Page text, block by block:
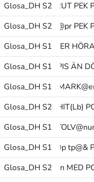
Glosa_DH S2FÖRUT PEK
Glosa_DH S2
PERSREF1@pr PEK
Glosa_DH S1
GLOSA:(EN) MER
Glosa_DH S1KOMPIS ÄN
Glosa_DH S1
PEK
Glosa_DH S2
KOMMA-HIT(Lb)
Glosa_DH S1
Glosa_DH S1
tp@&
Glosa_DH S2
THAILAND@en MED